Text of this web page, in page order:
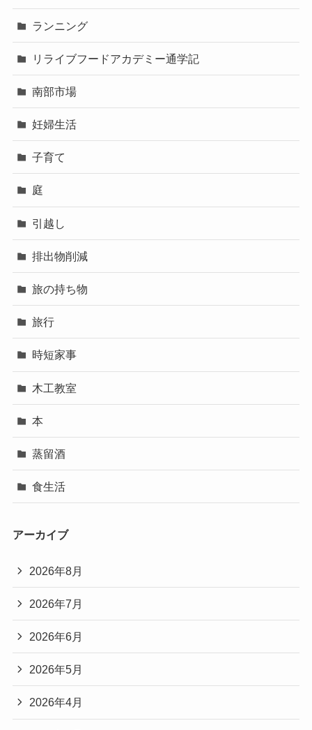
ランニング
リライブフードアカデミー通学記
南部市場
妊婦生活
子育て
庭
引越し
排出物削減
旅の持ち物
旅行
時短家事
木工教室
本
蒸留酒
食生活
アーカイブ
2026年8月
2026年7月
2026年6月
2026年5月
2026年4月